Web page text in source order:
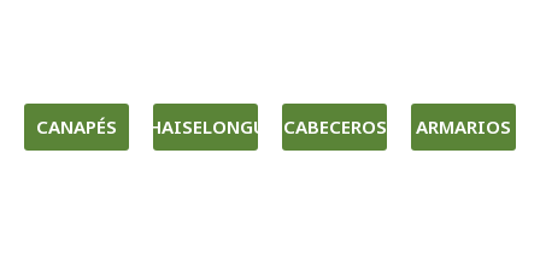
CANAPÉS CHAISELONGUE CABECEROS ARMARIOS